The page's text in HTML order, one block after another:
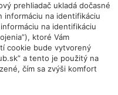
prehliadač ukladá dočasné
informáciu na identifikáciu
na identifikáciu
ktoré Vám
cookie bude vytvorený
a tento je použitý na
čím sa zvýši komfort